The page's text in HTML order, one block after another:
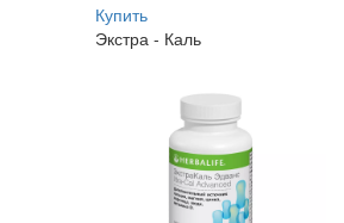
Купить
Экстра - Каль